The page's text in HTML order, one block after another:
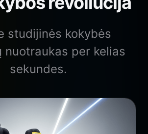
studijinės kokybės
nuotraukas per kelias
sekundes.